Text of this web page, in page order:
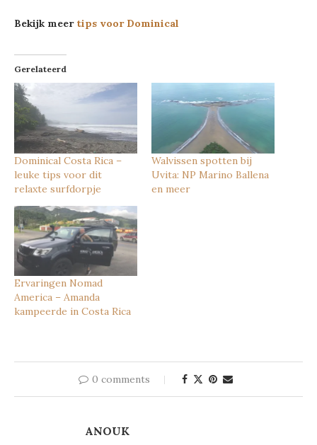
Bekijk meer tips voor Dominical
Gerelateerd
Dominical Costa Rica –
leuke tips voor dit
relaxte surfdorpje
Walvissen spotten bij
Uvita: NP Marino Ballena
en meer
Ervaringen Nomad
America – Amanda
kampeerde in Costa Rica
0 comments
ANOUK